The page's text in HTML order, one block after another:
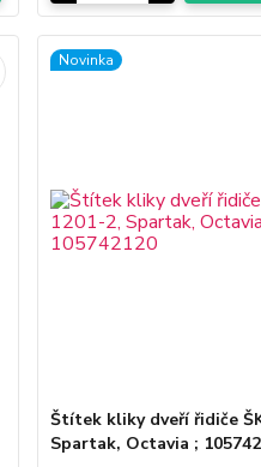
Novinka
Štítek kliky dveří řidiče
Spartak, Octavia ;